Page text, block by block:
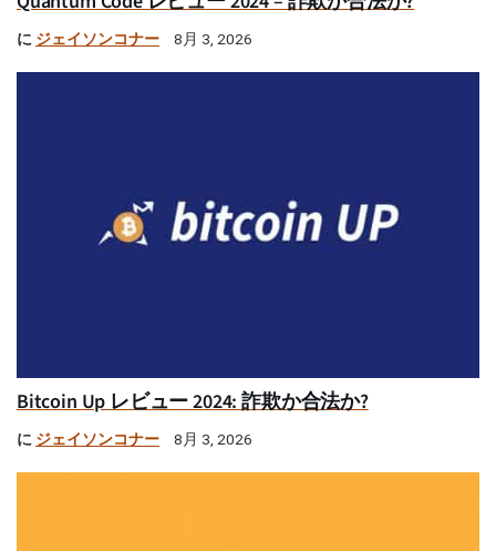
に ジェイソンコナー 8月 3, 2026
Bitcoin Up レビュー 2024: 詐欺か合法か?
に ジェイソンコナー 8月 3, 2026